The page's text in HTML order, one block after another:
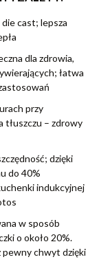
cast; lepsza
dla zdrowia,
łatwa
przy
tłuszczu – zdrowy
dzięki
do 40%
indukcyjnej
w sposób
o około 20%.
pewny chwyt dzięki